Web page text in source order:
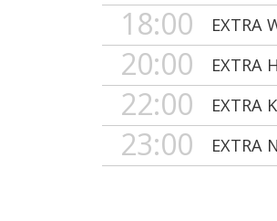
18:00
EXTRA
20:00 EXTRA
22:00 EXTRA
23:00 EXTRA